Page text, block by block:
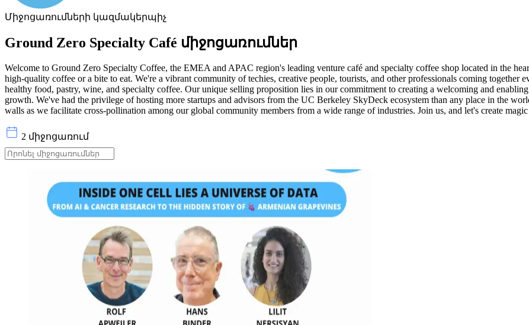
Միջոցառումների կազմակերպիչ
Ground Zero Specialty Café միջոցառումներ
Welcome to Ground Zero Specialty Coffee, the EMEA and APAC region's leading venture café and specialty coffee shop located in the
high-quality coffee or a bite to eat. We're a vibrant community of techies, creative people, tourists, and other professionals coming together
healthy food, pastry, wine, and specialty coffee. Our unique selling proposition lies in our commitment to creating a welcoming and
growth. We've had the privilege of hosting more startups and advisors from the UC Berkeley SkyDeck ecosystem than any place in the
walls as we facilitate cross-pollination among our global community members from a wide range of industries. Join us, and let's create
2 միջոցառում